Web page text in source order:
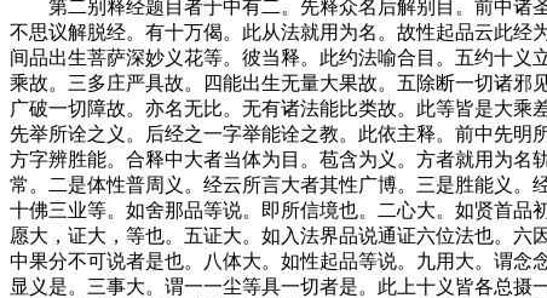
第二别释经题目者于中有二。先释众名后解别目。前中诸
不思议解脱经。有十万偈。此从法就用为名。故性起品云此
间品出生菩萨深妙义花等。彼当释。此约法喻合目。五约十
乘故。三多庄严具故。四能出生无量大果故。五除断一切诸
广破一切障故。亦名无比。无有诸法能比类故。此等皆是大
先举所诠之义。后经之一字举能诠之教。此依主释。前中先
方字辨胜能。合释中大者当体为目。苞含为义。方者就用为
常。二是体性普周义。经云所言大者其性广博。三是胜能义
十佛三业等。如舍那品等说。即所信境也。二心大。如贤首品
愿大，证大，等也。五证大。如入法界品说通证六位法也。
中果分不可说者是也。八体大。如性起品等说。九用大。谓
显义是。三事大。谓一一尘等具一切者是。此上十义皆各总